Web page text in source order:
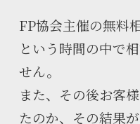
FP協会主催の無料
という時間の中で
せん。
また、その後お客
たのか、その結果